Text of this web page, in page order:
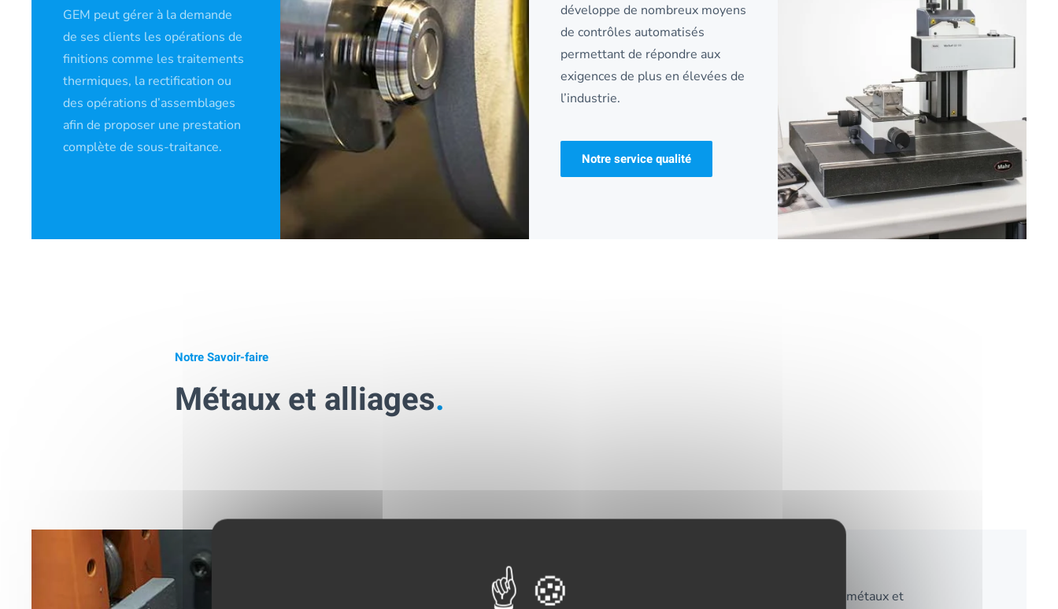
développe de nombreux moyens
de contrôles automatisés
permettant de répondre aux
exigences de plus en élevées de
l’industrie.
Notre service qualité
GEM peut gérer à la demande
de ses clients les opérations de
finitions comme les traitements
thermiques, la rectification ou
des opérations d’assemblages
afin de proposer une prestation
complète de sous-traitance.
Notre Savoir-faire
Métaux et alliages.
GEM France vous propose un ensemble de métaux et